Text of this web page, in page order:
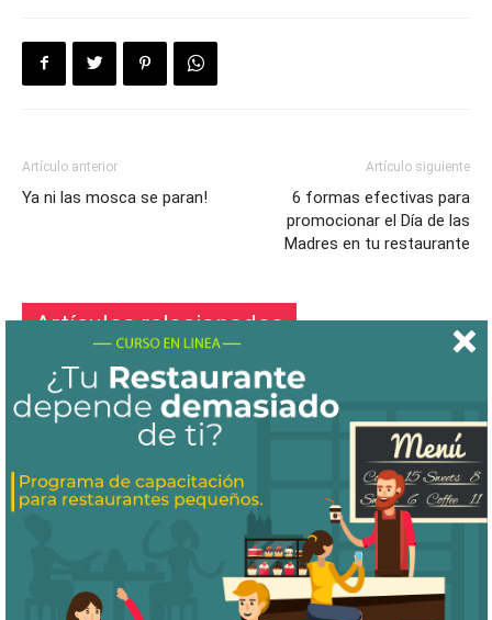
Artículo anterior
Ya ni las mosca se paran!
Artículo siguiente
6 formas efectivas para
promocionar el Día de las
Madres en tu restaurante
Artículos relacionados
Más del autor
¿Cómo puedo saber si estoy ganando
dinero con mi restaurante?
¿Cómo aumentar las ventas de tu
restaurante este 2025?